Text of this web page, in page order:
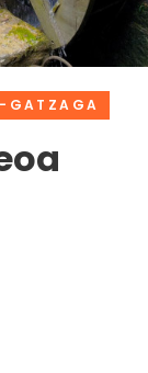
GATZAGA